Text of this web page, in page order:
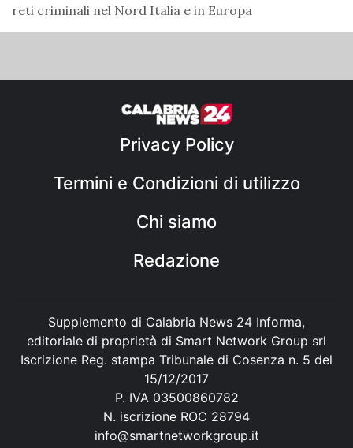
reti criminali nel Nord Italia e in Europa
Privacy Policy
Termini e Condizioni di utilizzo
Chi siamo
Redazione
Supplemento di Calabria News 24 Informa,
editoriale di proprietà di Smart Network Group srl
Iscrizione Reg. stampa Tribunale di Cosenza n. 5 del
15/12/2017
P. IVA 03500860782
N. iscrizione ROC 28794
info@smartnetworkgroup.it